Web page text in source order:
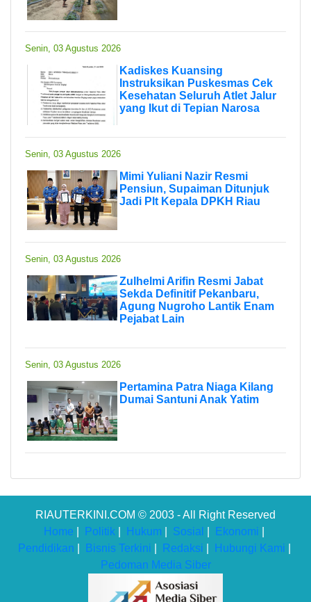
Senin, 03 Agustus 2026
Kadiskes Kuansing
Instruksikan Puskesmas Cek
Kesehatan Seluruh Atlet Jalur
yang Ikut di Tepian Narosa
Senin, 03 Agustus 2026
Mimi Yuliani Nazir Resmi
Pensiun, Supaiman Ditunjuk
Jadi Plt Kepala DPKH Riau
Senin, 03 Agustus 2026
Zulhelmi Arifin Resmi Jabat
Sekda Definitif Pekanbaru,
Agung Nugroho Lantik Enam
Pejabat Lain
Senin, 03 Agustus 2026
Pertamina Patra Niaga Kilang
Dumai Santuni Anak Yatim
RIAUTERKINI.COM © 2003 - All Right Reserved
Home
Politik Hukum Sosial Ekonomi
Pendidikan
Bisnis Terkini Redaksi Hubungi Kami
Pedoman Media Siber